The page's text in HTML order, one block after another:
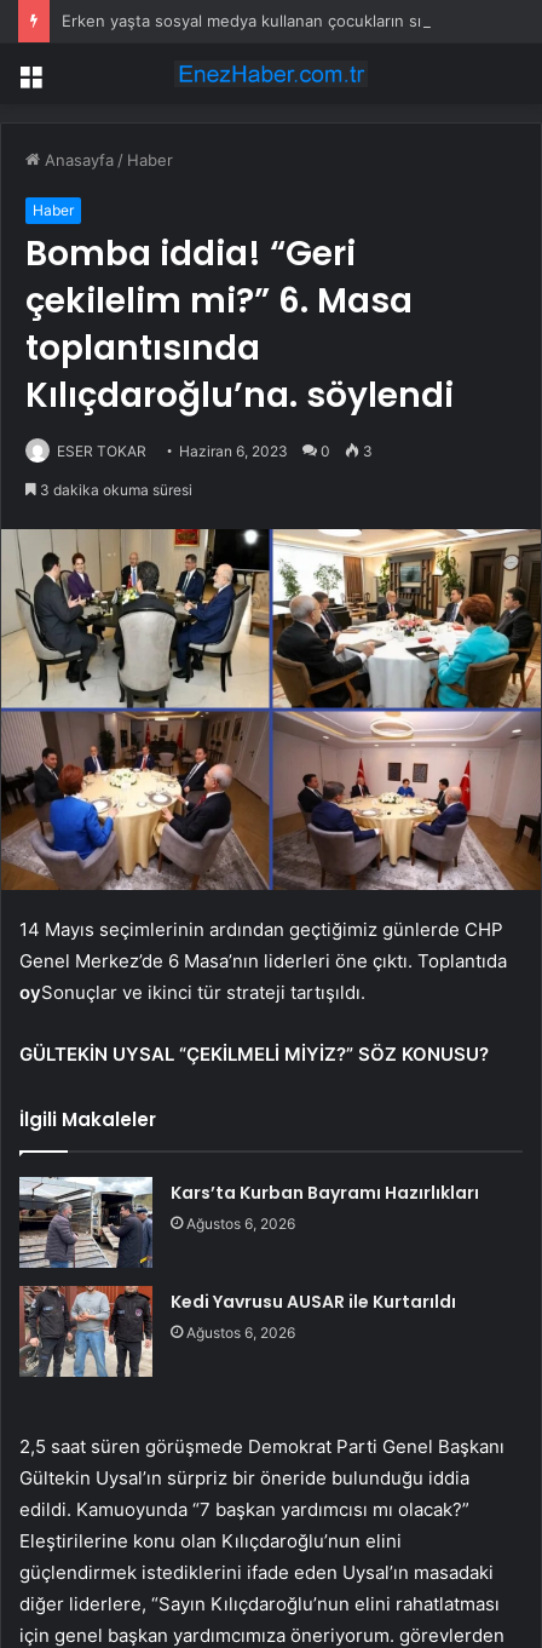
Menü
Anasayfa / Haber
Haber
Bomba iddia! “Geri
çekilelim mi?” 6. Masa
toplantısında
Kılıçdaroğlu’na. söylendi
ESER TOKAR Haziran 6, 2023 0 3
3 dakika okuma süresi
14 Mayıs seçimlerinin ardından geçtiğimiz günlerde CHP
Genel Merkez’de 6 Masa’nın liderleri öne çıktı. Toplantıda
oySonuçlar ve ikinci tür strateji tartışıldı.
GÜLTEKİN UYSAL “ÇEKİLMELİ MİYİZ?” SÖZ KONUSU?
İlgili Makaleler
Kars’ta Kurban Bayramı Hazırlıkları
Ağustos 6, 2026
Kedi Yavrusu AUSAR ile Kurtarıldı
Ağustos 6, 2026
2,5 saat süren görüşmede Demokrat Parti Genel Başkanı
Gültekin Uysal’ın sürpriz bir öneride bulunduğu iddia
edildi. Kamuoyunda “7 başkan yardımcısı mı olacak?”
Eleştirilerine konu olan Kılıçdaroğlu’nun elini
güçlendirmek istediklerini ifade eden Uysal’ın masadaki
diğer liderlere, “Sayın Kılıçdaroğlu’nun elini rahatlatması
için genel başkan yardımcımıza öneriyorum. görevlerden